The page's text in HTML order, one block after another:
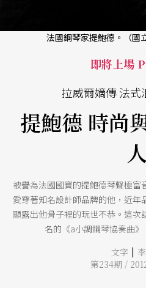
法國鋼琴家提鮑德。（國
即將上場
拉威爾嫡傳 法式
提鮑德 時尚
人
被譽為法國國寶的提鮑德琴聲極富
愛穿著知名設計師品牌的他，近年
顯露出他骨子裡的玩世不恭。這次
名的《a小調鋼琴協奏曲
文字 |
第234期 /